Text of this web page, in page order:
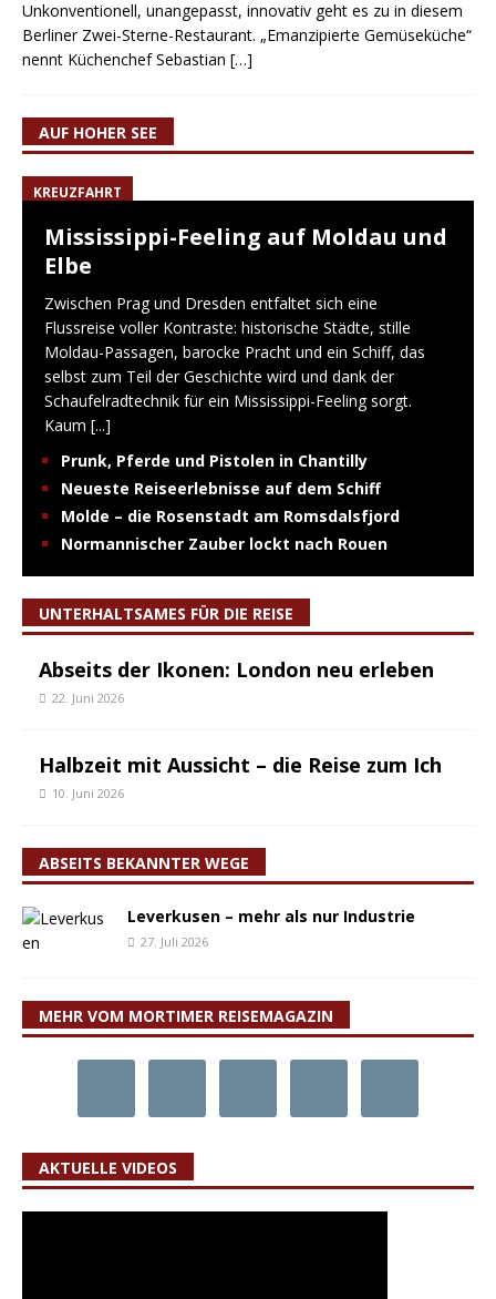
Unkonventionell, unangepasst, innovativ geht es zu in diesem
Berliner Zwei-Sterne-Restaurant. „Emanzipierte Gemüseküche“
nennt Küchenchef Sebastian […]
AUF HOHER SEE
KREUZFAHRT
Mississippi-Feeling auf Moldau und
Elbe
Zwischen Prag und Dresden entfaltet sich eine
Flussreise voller Kontraste: historische Städte, stille
Moldau-Passagen, barocke Pracht und ein Schiff, das
selbst zum Teil der Geschichte wird und dank der
Schaufelradtechnik für ein Mississippi-Feeling sorgt.
Kaum [...]
Prunk, Pferde und Pistolen in Chantilly
Neueste Reiseerlebnisse auf dem Schiff
Molde – die Rosenstadt am Romsdalsfjord
Normannischer Zauber lockt nach Rouen
UNTERHALTSAMES FÜR DIE REISE
Abseits der Ikonen: London neu erleben
22. Juni 2026
Halbzeit mit Aussicht – die Reise zum Ich
10. Juni 2026
ABSEITS BEKANNTER WEGE
Leverkusen – mehr als nur Industrie
27. Juli 2026
MEHR VOM MORTIMER REISEMAGAZIN
AKTUELLE VIDEOS